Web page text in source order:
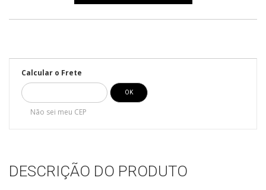
Calcular o Frete
Não sei meu CEP
DESCRIÇÃO DO PRODUTO